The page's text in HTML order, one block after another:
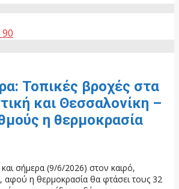
Τοπικές βροχές στα
και Θεσσαλονίκη –
η θερμοκρασία
και σήμερα (9/6/2026) στον καιρό,
η θερμοκρασία θα φτάσει τους 32